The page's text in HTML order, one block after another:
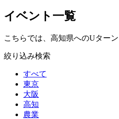
イベント一覧
こちらでは、高知県へのUター
絞り込み検索
すべて
東京
大阪
高知
農業